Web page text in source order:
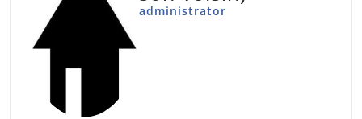
administrator